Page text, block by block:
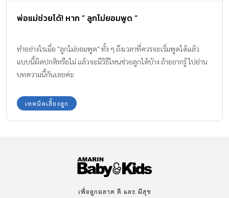
พ่อแม่ช่วยได้! หาก ” ลูกไม่ยอมพูด “
ทำอย่างไรเมื่อ "ลูกไม่ยอมพูด" ทั้ง ๆ ถึงเวลาที่ควรจะเริ่มพูดได้แล้ว
แบบนี้ผิดปกติหรือไม่ แล้วจะมีวิธีไหนช่วยลูกได้บ้าง ถ้าอยากรู้ ไปอ่าน
บทความนี้กันเลยค่ะ
เทคนิคเลี้ยงลูก
เพื่อลูกฉลาด ดี และ มีสุข